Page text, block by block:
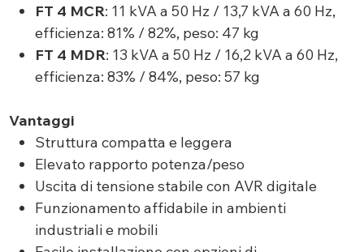
FT 4 MCR: 11 kVA a 50 Hz / 13,7 kVA a 60 Hz,
efficienza: 81% / 82%, peso: 47 kg
FT 4 MDR: 13 kVA a 50 Hz / 16,2 kVA a 60 Hz,
efficienza: 83% / 84%, peso: 57 kg
Vantaggi
Struttura compatta e leggera
Elevato rapporto potenza/peso
Uscita di tensione stabile con AVR digitale
Funzionamento affidabile in ambienti
industriali e mobili